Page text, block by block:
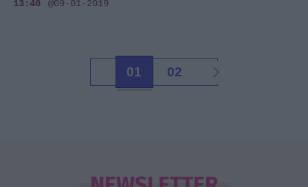
13:40 @09-01-2019
01 02